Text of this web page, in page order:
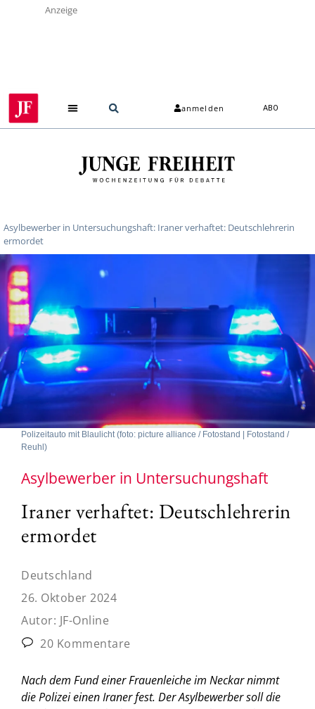
Anzeige
anmelden ABO
Asylbewerber in Untersuchungshaft: Iraner verhaftet: Deutschlehrerin
ermordet
Polizeitauto mit Blaulicht (foto: picture alliance / Fotostand | Fotostand /
Reuhl)
Asylbewerber in Untersuchungshaft
Iraner verhaftet: Deutschlehrerin
ermordet
Deutschland
26. Oktober 2024
Autor: JF-Online
20 Kommentare
Nach dem Fund einer Frauenleiche im Neckar nimmt
die Polizei einen Iraner fest. Der Asylbewerber soll die